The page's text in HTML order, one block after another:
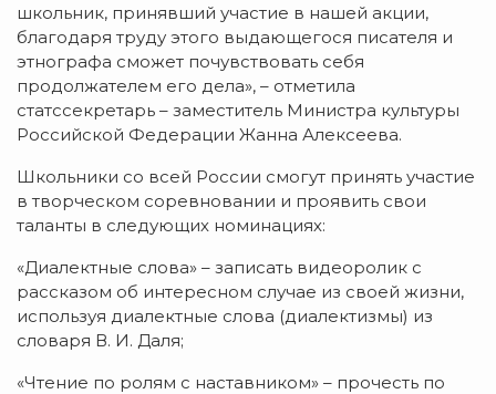
школьник, принявший участие в нашей акции,
благодаря труду этого выдающегося писателя и
этнографа сможет почувствовать себя
продолжателем его дела», – отметила
статссекретарь – заместитель Министра культуры
Российской Федерации Жанна Алексеева.
Школьники со всей России смогут принять участие
в творческом соревновании и проявить свои
таланты в следующих номинациях:
«Диалектные слова» – записать видеоролик с
рассказом об интересном случае из своей жизни,
используя диалектные слова (диалектизмы) из
словаря В. И. Даля;
«Чтение по ролям с наставником» – прочесть по